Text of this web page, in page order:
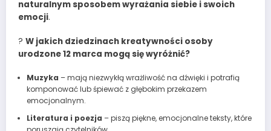
naturalnym sposobem wyrażania siebie i swoich
emocji.
? W jakich dziedzinach kreatywności osoby
urodzone 12 marca mogą się wyróżnić?
Muzyka – mają niezwykłą wrażliwość na dźwięki i potrafią
komponować lub śpiewać z głębokim przekazem
emocjonalnym.
Literatura i poezja – piszą piękne, emocjonalne teksty, które